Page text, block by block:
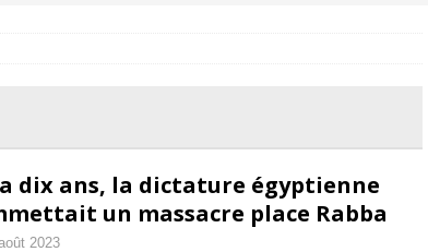
servent de la Cisjordanie comme d’une poubelle pour leurs déchets
: le « processus de paix » à Gaza et la propagande occidentale
dix ans, la dictature égyptienne
un massacre place Rabba
2023